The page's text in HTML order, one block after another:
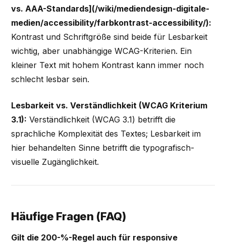
vs. AAA-Standards](/wiki/mediendesign-digitale-
medien/accessibility/farbkontrast-accessibility/):
Kontrast und Schriftgröße sind beide für Lesbarkeit
wichtig, aber unabhängige WCAG-Kriterien. Ein
kleiner Text mit hohem Kontrast kann immer noch
schlecht lesbar sein.
Lesbarkeit vs. Verständlichkeit (WCAG Kriterium
3.1): Verständlichkeit (WCAG 3.1) betrifft die
sprachliche Komplexität des Textes; Lesbarkeit im
hier behandelten Sinne betrifft die typografisch-
visuelle Zugänglichkeit.
Häufige Fragen (FAQ)
Gilt die 200-%-Regel auch für responsive